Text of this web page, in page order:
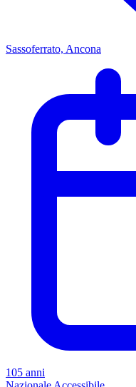
Sassoferrato, Ancona
105 anni